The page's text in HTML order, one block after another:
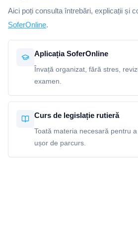
Aici poți consulta întrebări, explicații și
SoferOnline.
Aplicația SoferOnline
Învață organizat, fără stres,
examen.
Curs de legislație rutieră
Toată materia necesară pentru
ușor de parcurs.